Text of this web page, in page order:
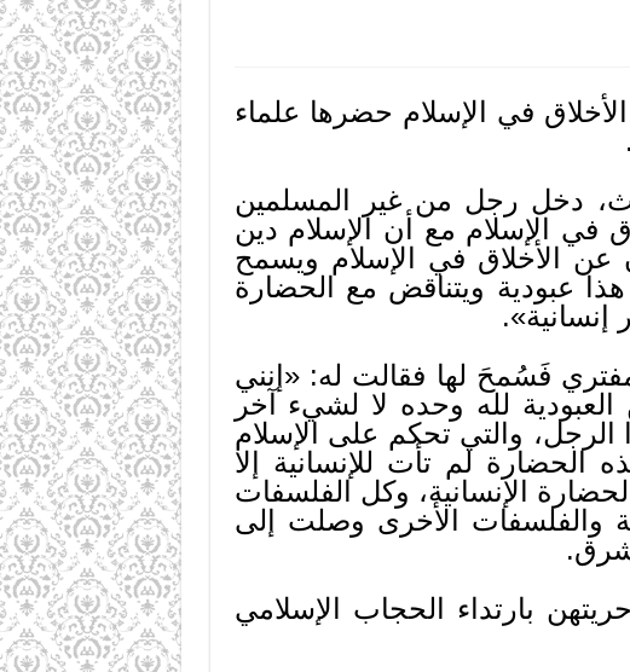
في الإسلام حضرها علماء
دخل رجل من غير المسلمين
الإسلام مع أن الإسلام دين
عن الأخلاق في الإسلام ويسمح
عبودية ويتناقض مع الحضارة
إنسانية».
فَسُمحَ لها فقالت له: «إنني
لله وحده لا لشيء آخر
والتي تحكم على الإسلام
الحضارة لم تأت للإنسانية إلا
الإنسانية، وكل الفلسفات
والفلسفات الأخرى وصلت إلى
بارتداء الحجاب الإسلامي